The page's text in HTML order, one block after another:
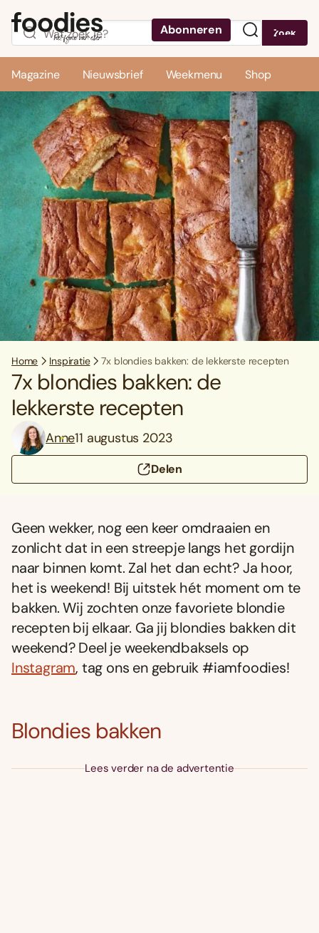
Abonneren Zoek
Magazine Nieuwsbrief Weekmenu Shop
Home Inspiratie 7x blondies bakken: de lekkerste recepten
7x blondies bakken: de
lekkerste recepten
Anne11 augustus 2023
Delen
Geen wekker, nog een keer omdraaien en
zonlicht dat in een streepje langs het gordijn
naar binnen komt. Zal het dan echt? Ja hoor,
het is weekend! Bij uitstek hét moment om te
bakken. Wij zochten onze favoriete blondie
recepten bij elkaar. Ga jij blondies bakken dit
weekend? Deel je weekendbaksels op
Instagram, tag ons en gebruik #iamfoodies!
Blondies bakken
Lees verder na de advertentie